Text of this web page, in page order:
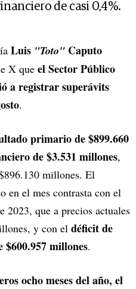
de casi 0,4%.
Luis "Toto" Caputo
X que el Sector Público
a registrar superávits
.
primario de $899.660
de $3.531 millones,
millones. El
en el mes contrasta con el
2023, que a precios actuales
y con el déficit de
$600.957 millones.
ocho meses del año, el